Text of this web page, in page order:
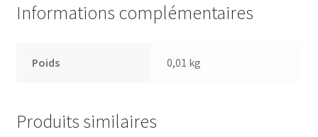
Informations complémentaires
Poids 0,01 kg
Produits similaires